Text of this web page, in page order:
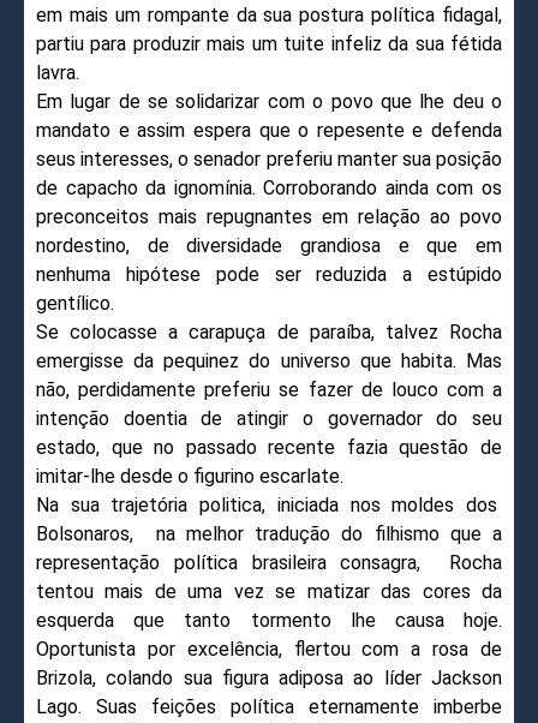
em mais um rompante da sua postura política fidagal,
partiu para produzir mais um tuite infeliz da sua fétida
lavra.
Em lugar de se solidarizar com o povo que lhe deu o
mandato e assim espera que o repesente e defenda
seus interesses, o senador preferiu manter sua posição
de capacho da ignomínia. Corroborando ainda com os
preconceitos mais repugnantes em relação ao povo
nordestino, de diversidade grandiosa e que em
nenhuma hipótese pode ser reduzida a estúpido
gentílico.
Se colocasse a carapuça de paraíba, talvez Rocha
emergisse da pequinez do universo que habita. Mas
não, perdidamente preferiu se fazer de louco com a
intenção doentia de atingir o governador do seu
estado, que no passado recente fazia questão de
imitar-lhe desde o figurino escarlate.
Na sua trajetória politica, iniciada nos moldes dos
Bolsonaros, na melhor tradução do filhismo que a
representação política brasileira consagra, Rocha
tentou mais de uma vez se matizar das cores da
esquerda que tanto tormento lhe causa hoje.
Oportunista por excelência, flertou com a rosa de
Brizola, colando sua figura adiposa ao líder Jackson
Lago. Suas feições política eternamente imberbe